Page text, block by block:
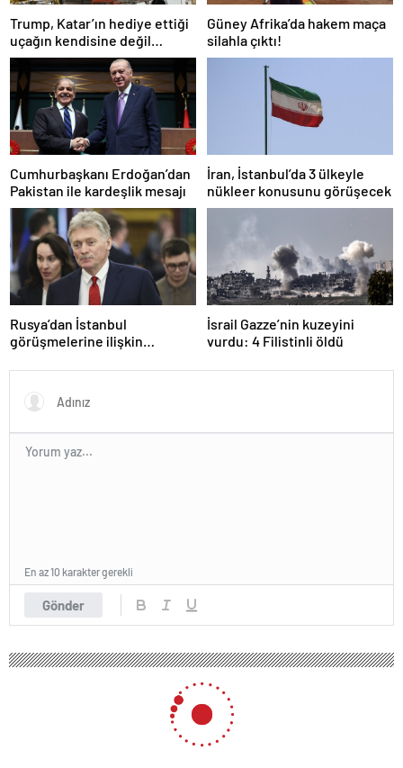
Trump, Katar’ın hediye ettiği
uçağın kendisine değil
Pentagon’a verileceğini
açıkladı
Güney Afrika’da hakem maça
silahla çıktı!
Cumhurbaşkanı Erdoğan’dan
Pakistan ile kardeşlik mesajı
İran, İstanbul’da 3 ülkeyle
nükleer konusunu görüşecek
Rusya’dan İstanbul
görüşmelerine ilişkin
İsrail Gazze’nin kuzeyini
vurdu: 4 Filistinli öldü
Gönder
En az 10 karakter gerekli